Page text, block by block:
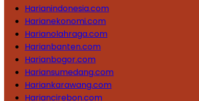
Harianindonesia.com
Harianekonomi.com
Harianolahraga.com
Harianbanten.com
Harianbogor.com
Hariansumedang.com
Hariankarawang.com
Hariancirebon.com